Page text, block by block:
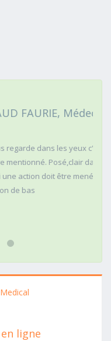
Médecin
dans les yeux c'est
Posé,clair dans
doit être menée
ligne